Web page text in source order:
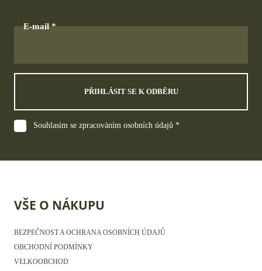
E-mail
PŘIHLÁSIT SE K ODBĚRU
Souhlasím se zpracováním osobních údajů *
VŠE O NÁKUPU
BEZPEČNOST A OCHRANA OSOBNÍCH ÚDAJŮ
OBCHODNÍ PODMÍNKY
VELKOOBCHOD